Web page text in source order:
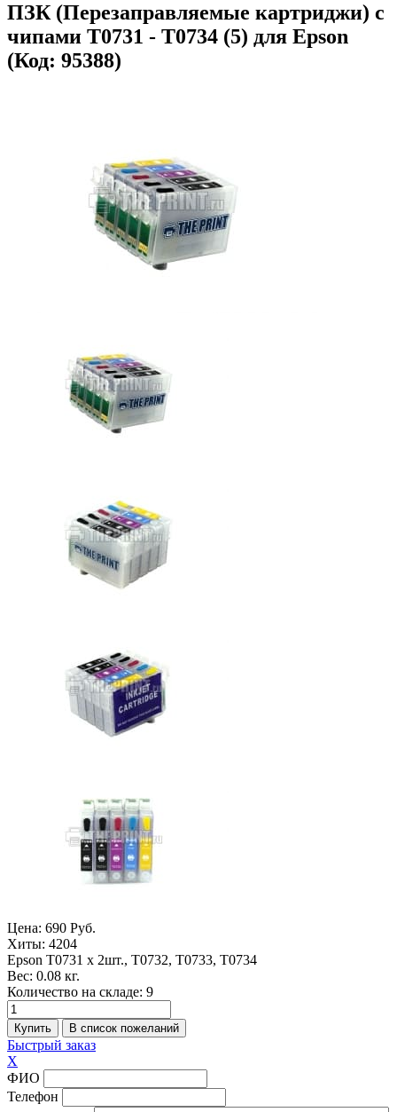
ПЗК (Перезаправляемые картриджи) с
чипами T0731 - T0734 (5) для Epson
(Код: 95388)
Цена: 690 Руб.
Хиты: 4204
Epson T0731 x 2шт., T0732, T0733, T0734
Вес: 0.08 кг.
Количество на складе: 9
Быстрый заказ
X
ФИО
Телефон